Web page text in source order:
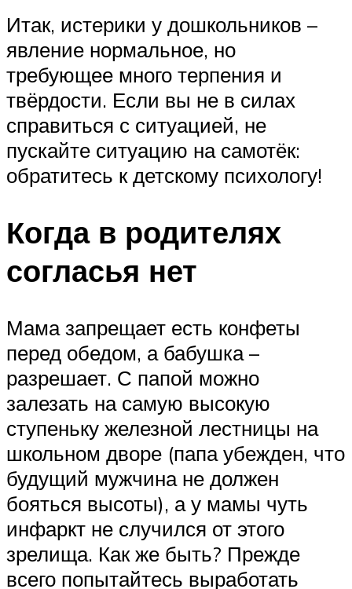
Итак, истерики у дошкольников –
явление нормальное, но
требующее много терпения и
твёрдости. Если вы не в силах
справиться с ситуацией, не
пускайте ситуацию на самотёк:
обратитесь к детскому психологу!
Когда в родителях
согласья нет
Мама запрещает есть конфеты
перед обедом, а бабушка –
разрешает. С папой можно
залезать на самую высокую
ступеньку железной лестницы на
школьном дворе (папа убежден, что
будущий мужчина не должен
бояться высоты), а у мамы чуть
инфаркт не случился от этого
зрелища. Как же быть? Прежде
всего попытайтесь выработать